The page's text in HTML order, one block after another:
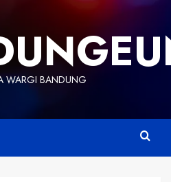
WARGI BANDUNG